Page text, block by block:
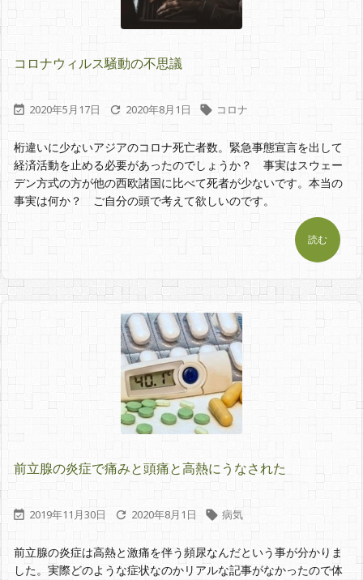
コロナウィルス騒動の不思議
 2020年5月17日  2020年8月1日  コロナ
桁違いに少ないアジアのコロナ死亡者数。緊急事態宣言を出して
経済活動を止める必要があったのでしょうか？ 事実はスウェー
デン方式の方が他の西欧諸国に比べて死者が少ないです。本当の
事実は何か？ ご自分の頭で考えて欲しいのです。
読む
前立腺の炎症で痛みと頭痛と高熱にうなされた
 2019年11月30日  2020年8月1日  病気
前立腺の炎症は高熱と激痛を伴う頻尿なんだという事が分かりま
した。実際どのような症状なのかリアルな記事がなかったので体